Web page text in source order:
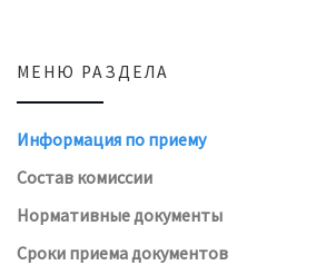
МЕНЮ РАЗДЕЛА
Информация по приему
Состав комиссии
Нормативные документы
Сроки приема документов